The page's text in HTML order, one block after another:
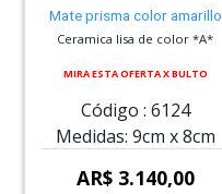
Mate prisma color amarillo
Ceramica lisa de color *A*
MIRA ESTA OFERTA X BULTO
Código : 6124
Medidas: 9cm x8cm
AR$ 3.140,00